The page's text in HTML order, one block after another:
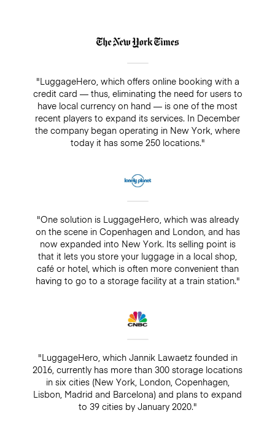
"LuggageHero, which offers online booking with a
credit card — thus, eliminating the need for users to
have local currency on hand — is one of the most
recent players to expand its services. In December
the company began operating in New York, where
today it has some 250 locations."
"One solution is LuggageHero, which was already
on the scene in Copenhagen and London, and has
now expanded into New York. Its selling point is
that it lets you store your luggage in a local shop,
café or hotel, which is often more convenient than
having to go to a storage facility at a train station."
"LuggageHero, which Jannik Lawaetz founded in
2016, currently has more than 300 storage locations
in six cities (New York, London, Copenhagen,
Lisbon, Madrid and Barcelona) and plans to expand
to 39 cities by January 2020."